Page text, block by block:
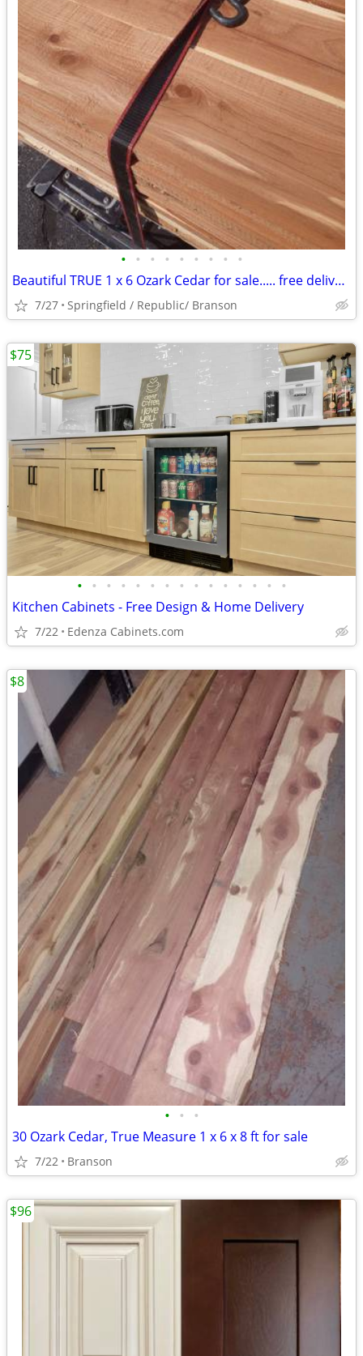
• • • • • • • • •
Beautiful TRUE 1 x 6 Ozark Cedar for sale..... free delivery
7/27 Springfield / Republic/ Branson
• • • • • • • • • • • • • • •
Kitchen Cabinets - Free Design & Home Delivery
7/22 Edenza Cabinets.com
$75
• • •
30 Ozark Cedar, True Measure 1 x 6 x 8 ft for sale
7/22 Branson
$8
$96